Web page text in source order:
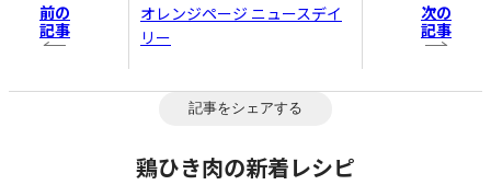
前の
記事
オレンジページ ニュースデイ
リー
次の
記事
記事をシェアする
鶏ひき肉の新着レシピ